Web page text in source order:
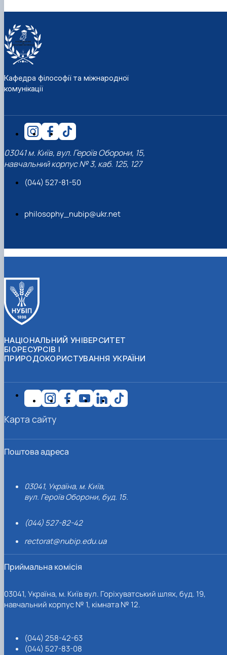
Кафедра філософії та міжнародної
комунікації
03041 м. Київ, вул. Героїв Оборони, 15,
навчальний корпус № 3, каб. 125, 127
(044) 527-81-50
philosophy_nubip@ukr.net
НАЦІОНАЛЬНИЙ УНІВЕРСИТЕТ
БІОРЕСУРСІВ І
ПРИРОДОКОРИСТУВАННЯ УКРАЇНИ
Поштова адреса
03041, Україна, м. Київ,
вул. Героїв Оборони, буд. 15.
(044) 527-82-42
rectorat@nubip.edu.ua
Приймальна комісія
03041, Україна, м. Київ вул. Горіхуватський шлях, буд. 19,
навчальний корпус № 1, кімната № 12.
(044) 258-42-63
(044) 527-83-08
Карта сайту